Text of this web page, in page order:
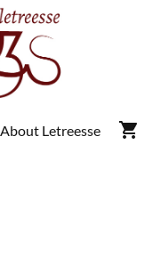
About Letreesse